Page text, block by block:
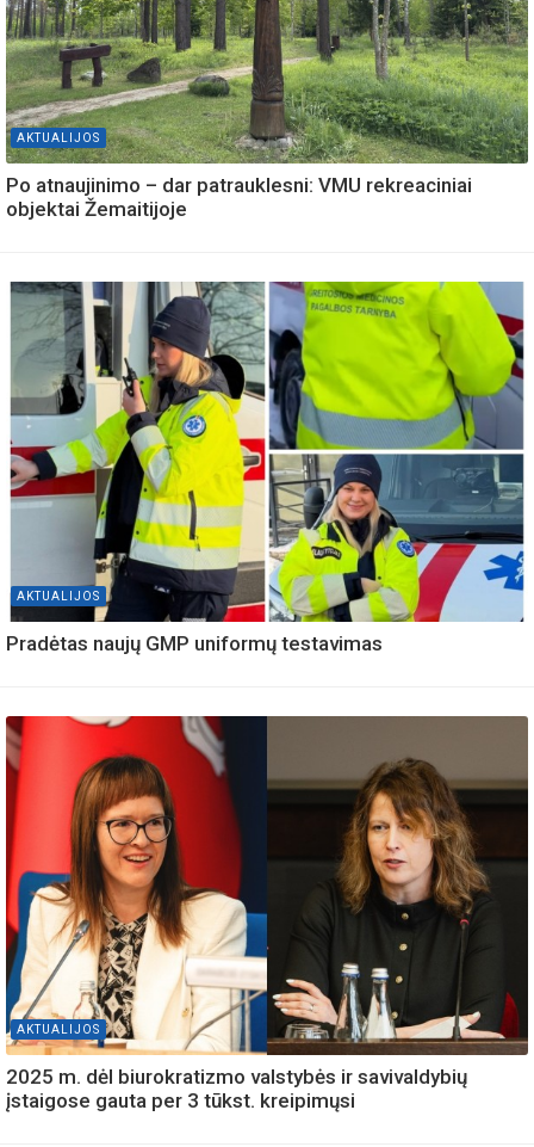
AKTUALIJOS
Po atnaujinimo – dar patrauklesni: VMU rekreaciniai
objektai Žemaitijoje
AKTUALIJOS
Pradėtas naujų GMP uniformų testavimas
AKTUALIJOS
2025 m. dėl biurokratizmo valstybės ir savivaldybių
įstaigose gauta per 3 tūkst. kreipimųsi